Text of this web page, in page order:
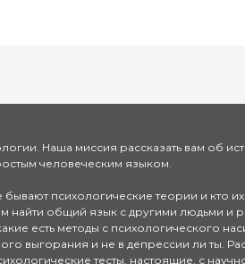
Наша миссия рассказать вам об
человеческим языком.
психологические теории и кто
найти общий язык с другими людьми и
есть методы с психологического
выгорания и не в депрессии ли ты.
тесты, настоящие, с